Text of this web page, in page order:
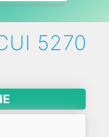
5270